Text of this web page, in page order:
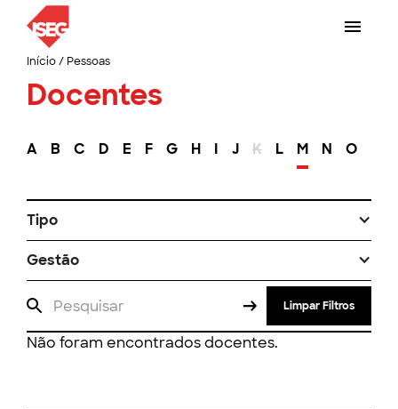
Início/ Pessoas
Docentes
A B C D E F G H I J K L M N O
Tipo
Gestão
Limpar Filtros
Não foram encontrados docentes.